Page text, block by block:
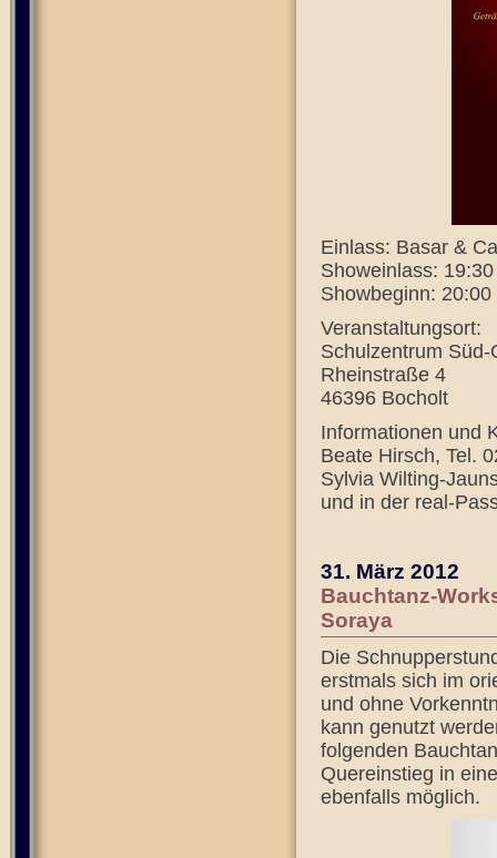
Einlass: Basar &
Showeinlass:
Showbeginn: 20:00
Veranstaltungsort:
Schulzentrum Süd-
Rheinstraße 4
46396 Bocholt
Informationen und
Beate Hirsch, Tel.
Sylvia Wilting-
und in der real-
31. März 2012
Bauchtanz-
Soraya
Die
erstmals sich im
und ohne
kann genutzt
folgenden
Quereinstieg in
ebenfalls möglich.